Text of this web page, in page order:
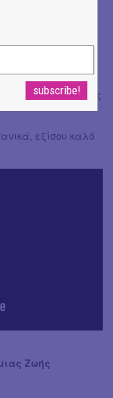
και ο Πέδρο θα
και τις βαθιές
να βρουν τον
περιοχή. Η
μονοπάτια,
μυστικά της
εξίσου καλό
Ζωής